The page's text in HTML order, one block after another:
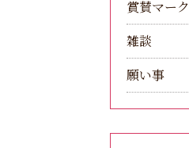
賞賛マーク
雑談
願い事